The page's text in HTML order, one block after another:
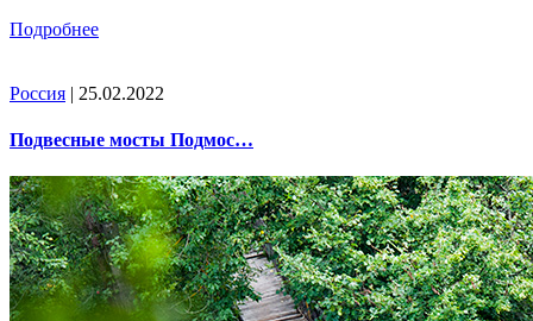
Подробнее
Россия | 25.02.2022
Подвесные мосты Подмос…